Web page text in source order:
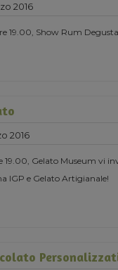
2016
19.00, Show Rum
2016
19.00, Gelato Museum vi
IGP e Gelato Artigianale!